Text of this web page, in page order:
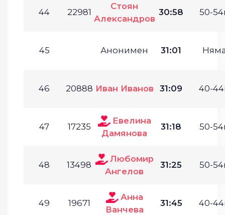
44 22981
Стоян
Александров
30:58 50-
45 Анонимен 31:01
46 20888 Иван Иванов 31:09 40-
47 17235
Евелина
Дамянова
31:18 50-
48 13498
Любомир
Ангелов
31:25 50-
49 19671
Анна
Ванчева
31:45 40-